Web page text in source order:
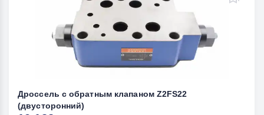
Дроссель с обратным клапаном Z2FS22
(двусторонний)